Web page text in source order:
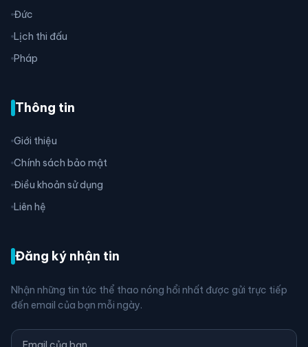
Đức
Lịch thi đấu
Pháp
Thông tin
Giới thiệu
Chính sách bảo mật
Điều khoản sử dụng
Liên hệ
Đăng ký nhận tin
Nhận những tin tức thể thao nóng hổi nhất được gửi trực tiếp
đến email của bạn mỗi ngày.